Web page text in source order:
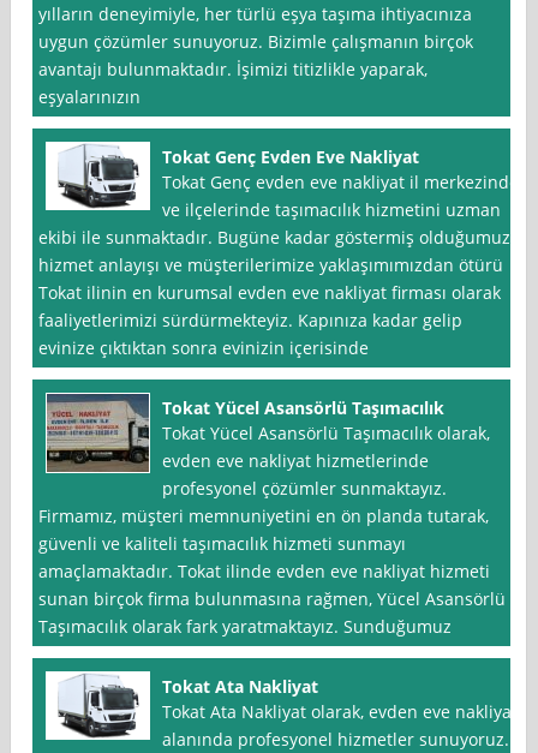
yılların deneyimiyle, her türlü eşya taşıma ihtiyacınıza
uygun çözümler sunuyoruz. Bizimle çalışmanın birçok
avantajı bulunmaktadır. İşimizi titizlikle yaparak,
eşyalarınızın
Tokat Genç Evden Eve Nakliyat
Tokat Genç evden eve nakliyat il merkezinde
ve ilçelerinde taşımacılık hizmetini uzman
ekibi ile sunmaktadır. Bugüne kadar göstermiş olduğumuz
hizmet anlayışı ve müşterilerimize yaklaşımımızdan ötürü
Tokat ilinin en kurumsal evden eve nakliyat firması olarak
faaliyetlerimizi sürdürmekteyiz. Kapınıza kadar gelip
evinize çıktıktan sonra evinizin içerisinde
Tokat Yücel Asansörlü Taşımacılık
Tokat Yücel Asansörlü Taşımacılık olarak,
evden eve nakliyat hizmetlerinde
profesyonel çözümler sunmaktayız.
Firmamız, müşteri memnuniyetini en ön planda tutarak,
güvenli ve kaliteli taşımacılık hizmeti sunmayı
amaçlamaktadır. Tokat ilinde evden eve nakliyat hizmeti
sunan birçok firma bulunmasına rağmen, Yücel Asansörlü
Taşımacılık olarak fark yaratmaktayız. Sunduğumuz
Tokat Ata Nakliyat
Tokat Ata Nakliyat olarak, evden eve nakliyat
alanında profesyonel hizmetler sunuyoruz.